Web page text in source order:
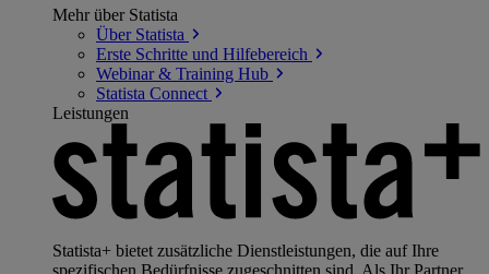
Mehr über Statista
Über Statista
Erste Schritte und Hilfebereich
Webinar & Training Hub
Statista Connect
Leistungen
Statista+ bietet zusätzliche Dienstleistungen, die auf Ihre
spezifischen Bedürfnisse zugeschnitten sind. Als Ihr Partner